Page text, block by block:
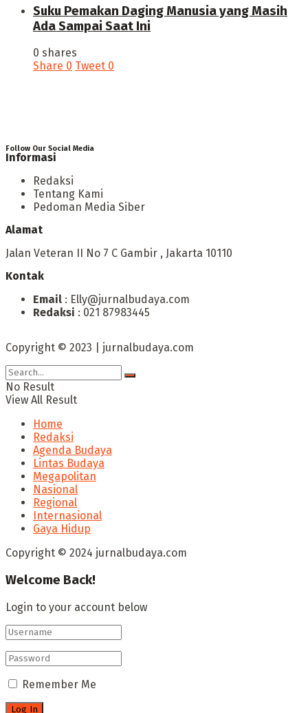
‎Suku Pemakan Daging Manusia yang Masih
Ada Sampai Saat Ini
0 shares
Share 0 Tweet 0
Follow Our Social Media
Informasi
Redaksi
Tentang Kami
Pedoman Media Siber
Alamat
Jalan Veteran II No 7 C Gambir , Jakarta 10110
Kontak
Email : Elly@jurnalbudaya.com
Redaksi : 021 87983445
Copyright © 2023 | jurnalbudaya.com
No Result
View All Result
Home
Redaksi
Agenda Budaya
Lintas Budaya
Megapolitan
Nasional
Regional
Internasional
Gaya Hidup
Copyright © 2024 jurnalbudaya.com
Welcome Back!
Login to your account below
Remember Me